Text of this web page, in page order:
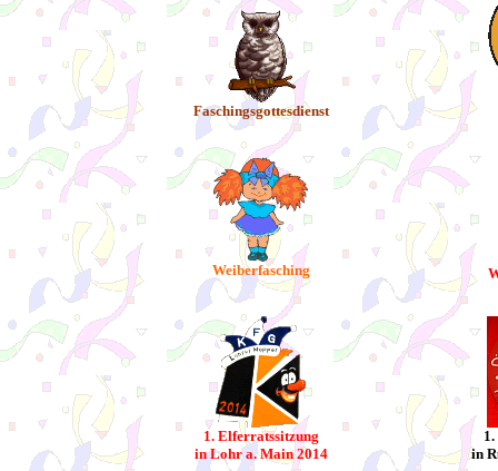
Faschingsgottesdienst
Weiberfasching
1. Elferratssitzung
in Lohr a. Main 2014
in